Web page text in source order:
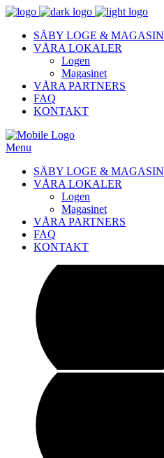
SÄBY LOGE & MAGASIN
VÅRA LOKALER
Logen
Magasinet
VÅRA PARTNERS
FAQ
KONTAKT
Menu
SÄBY LOGE & MAGASIN
VÅRA LOKALER
Logen
Magasinet
VÅRA PARTNERS
FAQ
KONTAKT